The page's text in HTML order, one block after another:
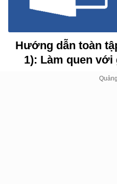
Hướng dẫn toàn
1): Làm quen với